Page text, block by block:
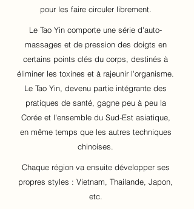
pour les faire circuler librement.
Le Tao Yin comporte une série d'auto-
massages et de pression des doigts en
certains points clés du corps, destinés à
éliminer les toxines et à rajeunir l'organisme.
Le Tao Yin, devenu partie intégrante des
pratiques de santé, gagne peu à peu la
Corée et l'ensemble du Sud-Est asiatique,
en même temps que les autres techniques
chinoises.
Chaque région va ensuite développer ses
propres styles : Vietnam, Thailande, Japon,
etc.